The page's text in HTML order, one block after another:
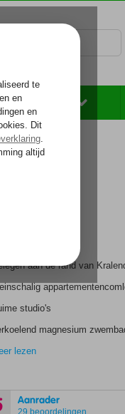
aan de rand van
studio's
magnesium
lezen
Aanrader
29 beoordelingen